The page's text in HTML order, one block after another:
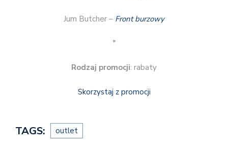
Jum Butcher – Front burzowy
*
Rodzaj promocji: rabaty
Skorzystaj z promocji
TAGS: outlet